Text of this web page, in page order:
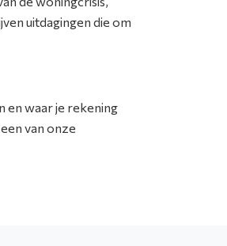
uitdagingen die om
en waar je rekening
van onze